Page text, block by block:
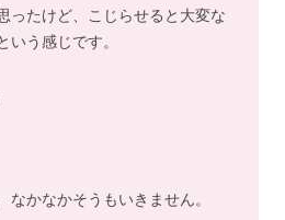
ったけど、こじらせると大変な
う感じです。
なかなかそうもいきません。